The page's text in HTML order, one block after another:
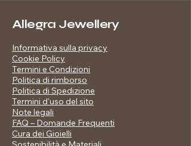
eterno.
rendila il tuo talismano quotidiano.
Pendente: cuore con cristallo taglio
Finitura: lucida, effetto specchio
Incluso nel prezzo:
Confezione regalo brandizzata
Allegra Jewellery
Informativa sulla privacy
Cookie Policy
Termini e Condizioni
Politica di rimborso
Politica di Spedizione
Termini d'uso del sito
Note legali
FAQ – Domande Frequenti
Cura dei Gioielli